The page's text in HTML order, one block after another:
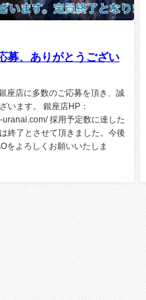
募、ありがとうござい
座店に多数のご応募を頂き、誠
います。 銀座店HP：
uranai.com/ 採用予定数に達した
終了とさせて頂きました。今後
をよろしくお願いいたしま